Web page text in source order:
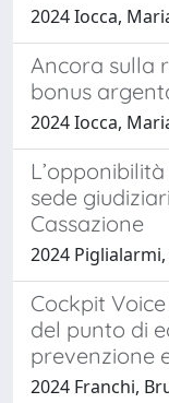
2024 Iocca,
Ancora sulla
bonus
2024 Iocca,
sede
Cassazione
2024
Cockpit
del punto di
prevenzione
2024 Franchi,